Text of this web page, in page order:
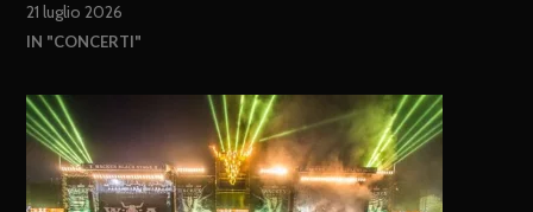
21 luglio 2026
IN "CONCERTI"